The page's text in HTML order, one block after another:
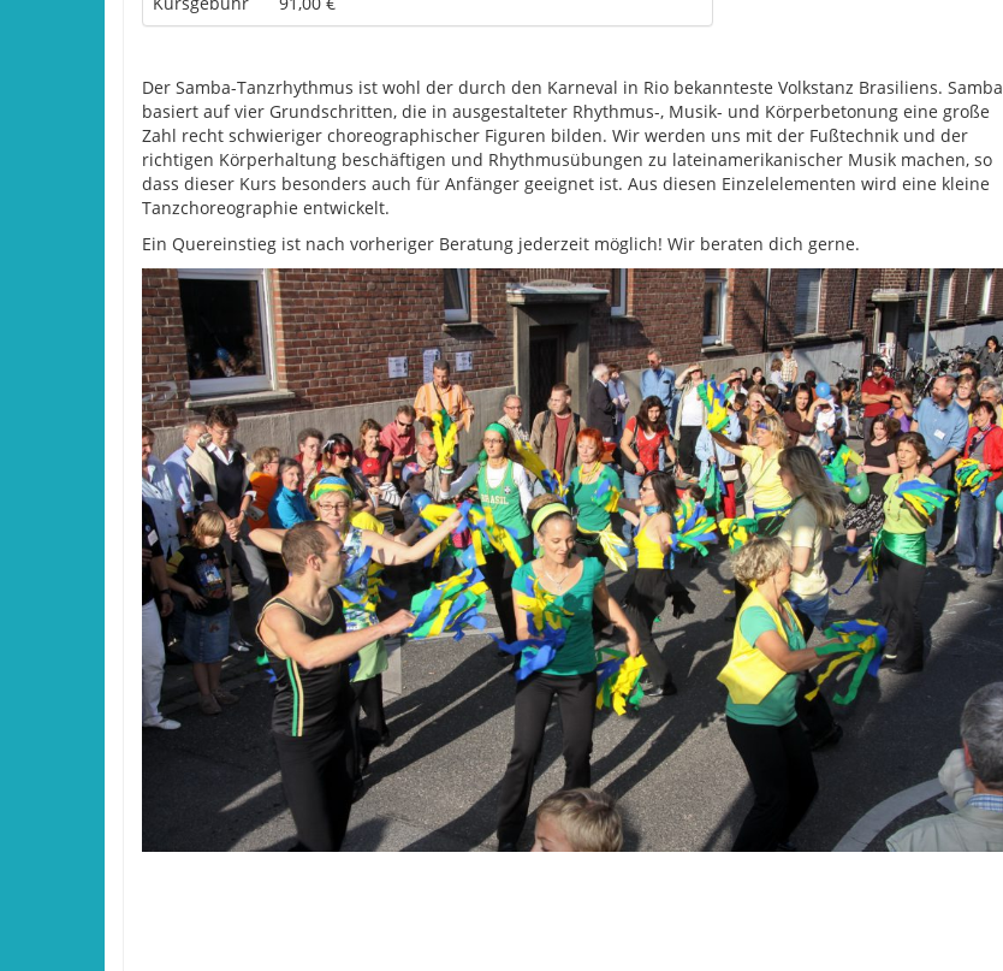
Der Samba-Tanzrhythmus ist wohl der durch den Karneval in Rio bekannteste Volkstanz Brasiliens. Samba
basiert auf vier Grundschritten, die in ausgestalteter Rhythmus-, Musik- und Körperbetonung eine große
Zahl recht schwieriger choreographischer Figuren bilden. Wir werden uns mit der Fußtechnik und der
richtigen Körperhaltung beschäftigen und Rhythmusübungen zu lateinamerikanischer Musik machen, so
dass dieser Kurs besonders auch für Anfänger geeignet ist. Aus diesen Einzelelementen wird eine kleine
Tanzchoreographie entwickelt.
Ein Quereinstieg ist nach vorheriger Beratung jederzeit möglich! Wir beraten dich gerne.